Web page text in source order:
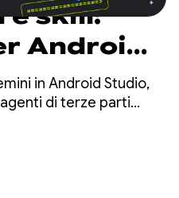
e skill:
Android
in Android Studio,
di terze parti
la nostra missione è